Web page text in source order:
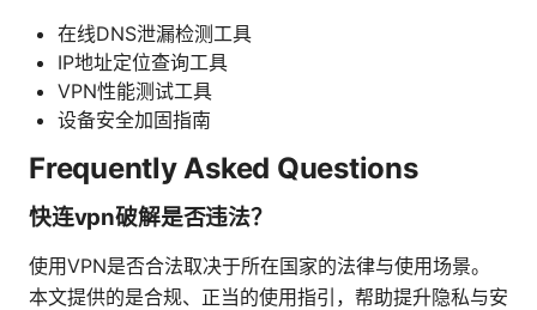
在线DNS泄漏检测工具
IP地址定位查询工具
VPN性能测试工具
设备安全加固指南
Frequently Asked Questions
快连vpn破解是否违法？
使用VPN是否合法取决于所在国家的法律与使用场景。
本文提供的是合规、正当的使用指引，帮助提升隐私与安